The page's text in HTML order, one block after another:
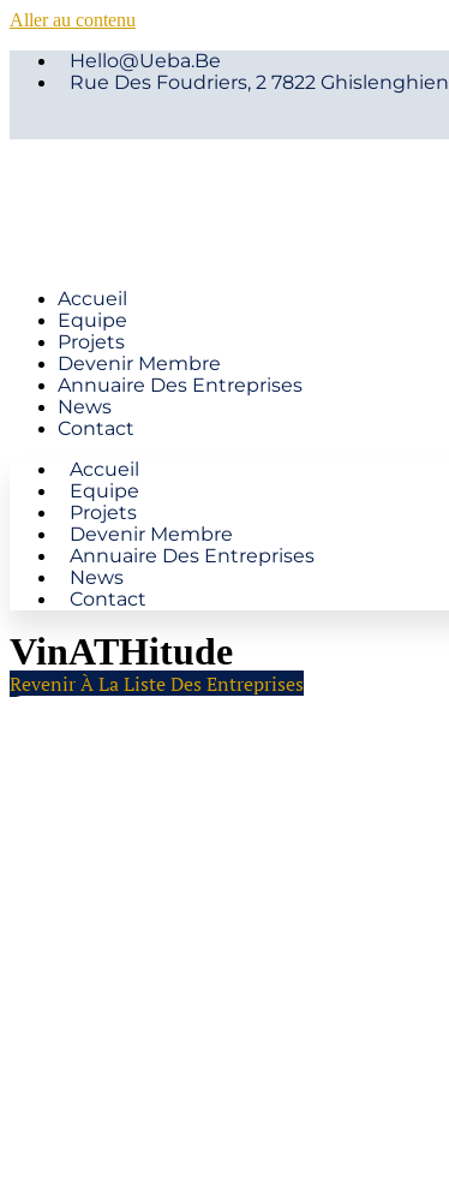
Aller au contenu
Hello@ueba.be
Rue Des Foudriers, 2 7822 Ghislenghien
Accueil
Equipe
Projets
Devenir Membre
Annuaire Des Entreprises
News
Contact
Accueil
Equipe
Projets
Devenir Membre
Annuaire Des Entreprises
News
Contact
VinATHitude
Revenir À La Liste Des Entreprises